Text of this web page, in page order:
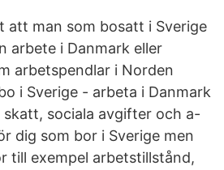
att man som bosatt i Sverige
arbete i Danmark eller
arbetspendlar i Norden
i Sverige - arbeta i Danmark
skatt, sociala avgifter och a-
dig som bor i Sverige men
till exempel arbetstillstånd,